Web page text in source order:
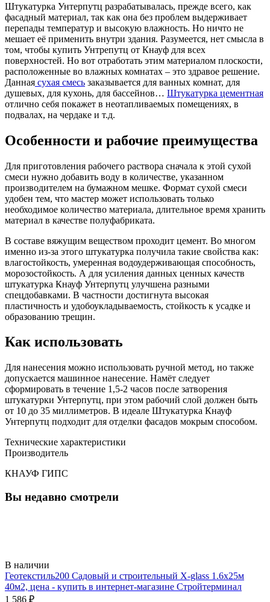
Штукатурка Унтерпутц разрабатывалась, прежде всего, как
фасадный материал, так как она без проблем выдерживает
перепады температур и высокую влажность. Но ничто не
мешает её применить внутри здания. Разумеется, нет смысла в
том, чтобы купить Унтрепутц от Кнауф для всех
поверхностей. Но вот отработать этим материалом плоскости,
расположенные во влажных комнатах – это здравое решение.
Данная сухая смесь заказывается для ванных комнат, для
душевых, для кухонь, для бассейнов… Штукатурка цементная
отлично себя покажет в неотапливаемых помещениях, в
подвалах, на чердаке и т.д.
Особенности и рабочие преимущества
Для приготовления рабочего раствора сначала к этой сухой
смеси нужно добавить воду в количестве, указанном
производителем на бумажном мешке. Формат сухой смеси
удобен тем, что мастер может использовать только
необходимое количество материала, длительное время хранить
материал в качестве полуфабриката.
В составе вяжущим веществом проходит цемент. Во многом
именно из-за этого штукатурка получила такие свойства как:
влагостойкость, умеренная водоудерживающая способность,
морозостойкость. А для усиления данных ценных качеств
штукатурка Кнауф Унтерпутц улучшена разными
спецдобавками. В частности достигнута высокая
пластичность и удобоукладываемость, стойкость к усадке и
образованию трещин.
Как использовать
Для нанесения можно использовать ручной метод, но также
допускается машинное нанесение. Намёт следует
сформировать в течение 1,5-2 часов после затворения
штукатурки Унтерпутц, при этом рабочий слой должен быть
от 10 до 35 миллиметров. В идеале Штукатурка Кнауф
Унтерпутц подходит для отделки фасадов мокрым способом.
Технические характеристики
Производитель
КНАУФ ГИПС
Вы недавно смотрели
В наличии
Геотекстиль200 Садовый и строительный X-glass 1.6х25м
40м2, цена - купить в интернет-магазине Стройтерминал
1 586 ₽